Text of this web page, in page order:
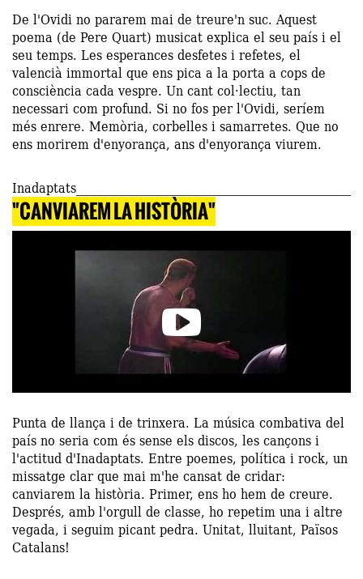
De l'Ovidi no pararem mai de treure'n suc. Aquest
poema (de Pere Quart) musicat explica el seu país i el
seu temps. Les esperances desfetes i refetes, el
valencià immortal que ens pica a la porta a cops de
consciència cada vespre. Un cant col·lectiu, tan
necessari com profund. Si no fos per l'Ovidi, seríem
més enrere. Memòria, corbelles i samarretes. Que no
ens morirem d'enyorança, ans d'enyorança viurem.
Inadaptats
"CANVIAREM LA HISTÒRIA"
Punta de llança i de trinxera. La música combativa del
país no seria com és sense els discos, les cançons i
l'actitud d'Inadaptats. Entre poemes, política i rock, un
missatge clar que mai m'he cansat de cridar:
canviarem la història. Primer, ens ho hem de creure.
Després, amb l'orgull de classe, ho repetim una i altre
vegada, i seguim picant pedra. Unitat, lluitant, Països
Catalans!